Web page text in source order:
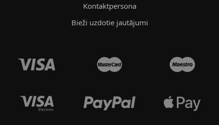
Kontaktpersona
Bieži uzdotie jautājumi